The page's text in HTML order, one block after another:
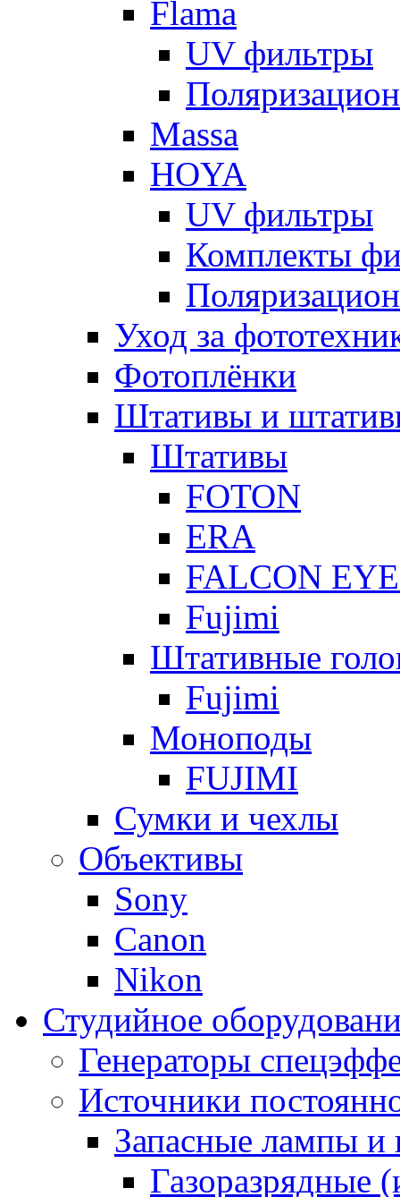
Flama
UV фильтры
Massa
HOYA
UV фильтры
Комплекты
Уход за
Фотоплёнки
Штативы и
Штативы
FOTON
ERA
FALCON
Fujimi
Штативные
Fujimi
Моноподы
FUJIMI
Сумки и чехлы
Объективы
Sony
Canon
Nikon
Студийное
Генераторы
Источники
Запасные лампы и
Газоразрядные